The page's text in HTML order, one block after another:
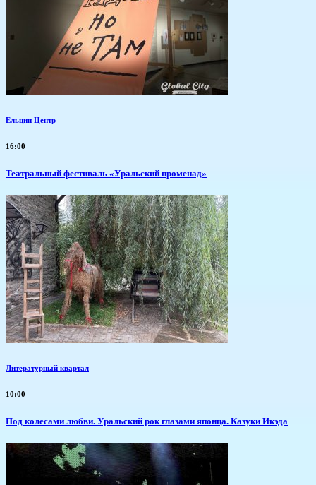
Ельцин Центр
16:00
Театральный фестиваль «Уральский променад»
Литературный квартал
10:00
Под колесами любви. Уральский рок глазами японца. Казуки Икэда